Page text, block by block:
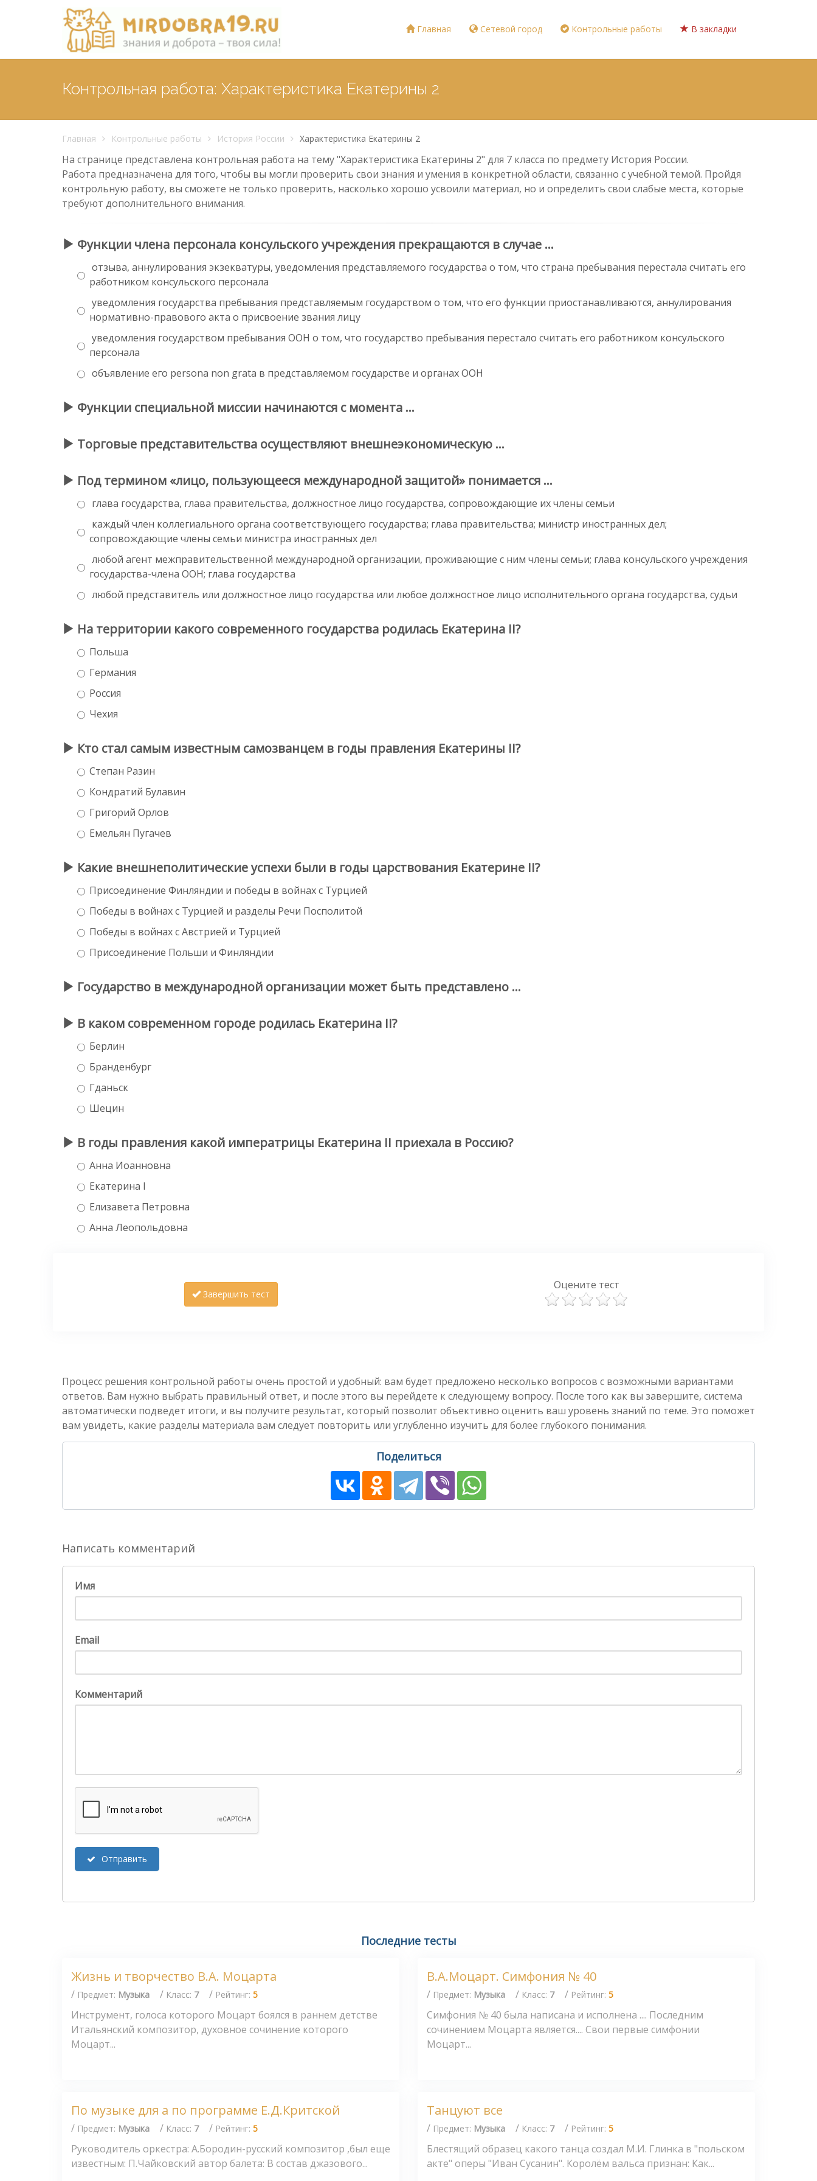
Главная Сетевой город Контрольные работы В закладки
Контрольная работа: Характеристика Екатерины 2
Главная Контрольные работы История России Характеристика Екатерины 2
На странице представлена контрольная работа на тему "Характеристика Екатерины 2" для 7 класса по предмету История России.
Работа предназначена для того, чтобы вы могли проверить свои знания и умения в конкретной области, связанно с учебной темой. Пройдя
контрольную работу, вы сможете не только проверить, насколько хорошо усвоили материал, но и определить свои слабые места, которые
требуют дополнительного внимания.
Функции члена персонала консульского учреждения прекращаются в случае …
отзыва, аннулирования экзекватуры, уведомления представляемого государства о том, что страна пребывания перестала считать его
работником консульского персонала
уведомления государства пребывания представляемым государством о том, что его функции приостанавливаются, аннулирования
нормативно-правового акта о присвоение звания лицу
уведомления государством пребывания ООН о том, что государство пребывания перестало считать его работником консульского
персонала
объявление его persona non grata в представляемом государстве и органах ООН
Функции специальной миссии начинаются с момента …
Торговые представительства осуществляют внешнеэкономическую …
Под термином «лицо, пользующееся международной защитой» понимается …
глава государства, глава правительства, должностное лицо государства, сопровождающие их члены семьи
каждый член коллегиального органа соответствующего государства; глава правительства; министр иностранных дел;
сопровождающие члены семьи министра иностранных дел
любой агент межправительственной международной организации, проживающие с ним члены семьи; глава консульского учреждения
государства-члена ООН; глава государства
любой представитель или должностное лицо государства или любое должностное лицо исполнительного органа государства, судьи
На территории какого современного государства родилась Екатерина II?
Польша
Германия
Россия
Чехия
Кто стал самым известным самозванцем в годы правления Екатерины II?
Степан Разин
Кондратий Булавин
Григорий Орлов
Емельян Пугачев
Какие внешнеполитические успехи были в годы царствования Екатерине II?
Присоединение Финляндии и победы в войнах с Турцией
Победы в войнах с Турцией и разделы Речи Посполитой
Победы в войнах с Австрией и Турцией
Присоединение Польши и Финляндии
Государство в международной организации может быть представлено …
В каком современном городе родилась Екатерина II?
Берлин
Бранденбург
Гданьск
Шецин
В годы правления какой императрицы Екатерина II приехала в Россию?
Анна Иоанновна
Екатерина I
Елизавета Петровна
Анна Леопольдовна
Завершить тест
Оцените тест
Процесс решения контрольной работы очень простой и удобный: вам будет предложено несколько вопросов с возможными вариантами
ответов. Вам нужно выбрать правильный ответ, и после этого вы перейдете к следующему вопросу. После того как вы завершите, система
автоматически подведет итоги, и вы получите результат, который позволит объективно оценить ваш уровень знаний по теме. Это поможет
вам увидеть, какие разделы материала вам следует повторить или углубленно изучить для более глубокого понимания.
Поделиться
Написать комментарий
Имя
Email
Комментарий
Отправить
Последние тесты
Жизнь и творчество В.А. Моцарта
/ Предмет: Музыка / Класс: 7 / Рейтинг: 5
Инструмент, голоса которого Моцарт боялся в раннем детстве
Итальянский композитор, духовное сочинение которого
Моцарт...
В.А.Моцарт. Симфония № 40
/ Предмет: Музыка / Класс: 7 / Рейтинг: 5
Симфония № 40 была написана и исполнена .... Последним
сочинением Моцарта является.... Свои первые симфонии
Моцарт...
По музыке для а по программе Е.Д.Критской
/ Предмет: Музыка / Класс: 7 / Рейтинг: 5
Руководитель оркестра: А.Бородин-русский композитор ,был еще
известным: П.Чайковский автор балета: В состав джазового...
Танцуют все
/ Предмет: Музыка / Класс: 7 / Рейтинг: 5
Блестящий образец какого танца создал М.И. Глинка в "польском
акте" оперы "Иван Сусанин". Королём вальса признан: Как...